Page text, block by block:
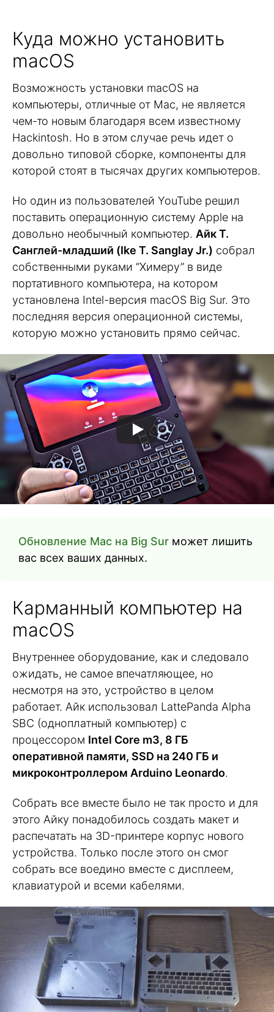
Куда можно установить
macOS
Возможность установки macOS на
компьютеры, отличные от Mac, не является
чем-то новым благодаря всем известному
Hackintosh. Но в этом случае речь идет о
довольно типовой сборке, компоненты для
которой стоят в тысячах других компьютеров.
Но один из пользователей YouTube решил
поставить операционную систему Apple на
довольно необычный компьютер. Айк Т.
Санглей-младший (Ike T. Sanglay Jr.) собрал
собственными руками ”Химеру” в виде
портативного компьютера, на котором
установлена Intel-версия macOS Big Sur. Это
последняя версия операционной системы,
которую можно установить прямо сейчас.
Обновление Mac на Big Sur может лишить
вас всех ваших данных.
Карманный компьютер на
macOS
Внутреннее оборудование, как и следовало
ожидать, не самое впечатляющее, но
несмотря на это, устройство в целом
работает. Айк использовал LattePanda Alpha
SBC (одноплатный компьютер) с
процессором Intel Core m3, 8 ГБ
оперативной памяти, SSD на 240 ГБ и
микроконтроллером Arduino Leonardo.
Собрать все вместе было не так просто и для
этого Айку понадобилось создать макет и
распечатать на 3D-принтере корпус нового
устройства. Только после этого он смог
собрать все воедино вместе с дисплеем,
клавиатурой и всеми кабелями.